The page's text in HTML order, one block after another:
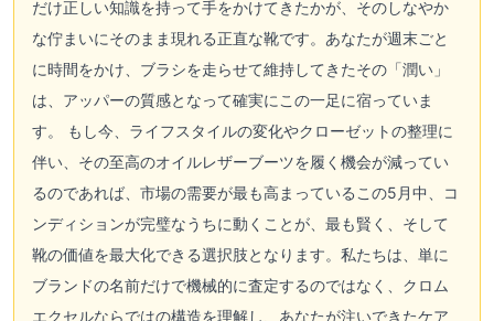
だけ正しい知識を持って手をかけてきたかが、そのしなやか
な佇まいにそのまま現れる正直な靴です。あなたが週末ごと
に時間をかけ、ブラシを走らせて維持してきたその「潤い」
は、アッパーの質感となって確実にこの一足に宿っていま
す。 もし今、ライフスタイルの変化やクローゼットの整理に
伴い、その至高のオイルレザーブーツを履く機会が減ってい
るのであれば、市場の需要が最も高まっているこの5月中、コ
ンディションが完璧なうちに動くことが、最も賢く、そして
靴の価値を最大化できる選択肢となります。私たちは、単に
ブランドの名前だけで機械的に査定するのではなく、クロム
エクセルならではの構造を理解し、あなたが注いできたケア